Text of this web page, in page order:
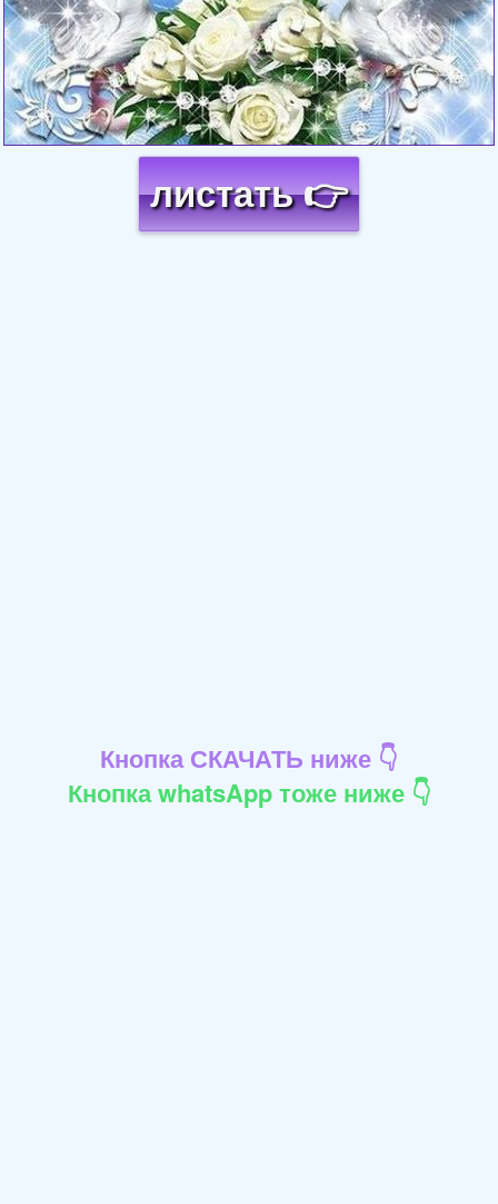
листать 👉
Кнопка СКАЧАТЬ ниже 👇
Кнопка whatsApp тоже ниже 👇